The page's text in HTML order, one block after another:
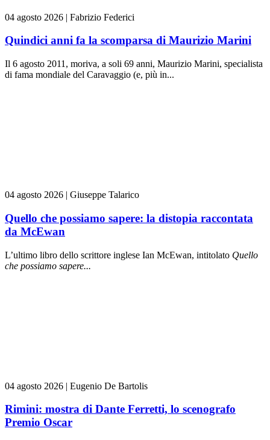
04 agosto 2026 | Fabrizio Federici
Quindici anni fa la scomparsa di Maurizio Marini
Il 6 agosto 2011, moriva, a soli 69 anni, Maurizio Marini, specialista
di fama mondiale del Caravaggio (e, più in...
04 agosto 2026 | Giuseppe Talarico
Quello che possiamo sapere: la distopia raccontata
da McEwan
L’ultimo libro dello scrittore inglese Ian McEwan, intitolato Quello
che possiamo sapere...
04 agosto 2026 | Eugenio De Bartolis
Rimini: mostra di Dante Ferretti, lo scenografo
Premio Oscar